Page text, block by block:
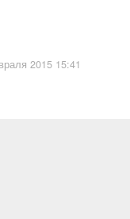
2015 15:41